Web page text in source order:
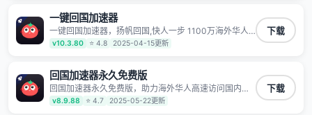
一键回国加速器
一键回国加速器，扬帆回国,快人一步 1100万海外华人
都在用的音乐视频回国加速器 Android iOS Windows
Mac TV VIP 支持多种加速场景 了解更多 看视频 全球高
艺、哔哩哔哩和优酷视频,在国外也能畅快追剧!
v10.3.80 ⭐ 4.8 2025-04-15更新
下载
回国加速器永久免费版
回国加速器永久免费版，助力海外华人高速访问国内网
络，快速开启国内各直播平台,解决国内视频、音乐卡顿
问题；更能加速海量国服游戏，超低延迟稳定不掉线,畅
v8.9.88 ⭐ 4.7 2025-05-22更新
下载